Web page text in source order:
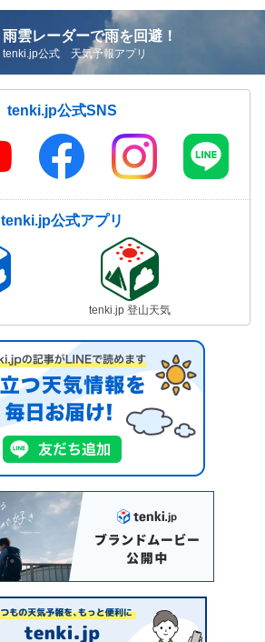
雨雲レーダーで雨を回避！
tenki.jp公式 天気予報アプリ
tenki.jp公式SNS
tenki.jp公式アプリ
tenki.jp 登山天気